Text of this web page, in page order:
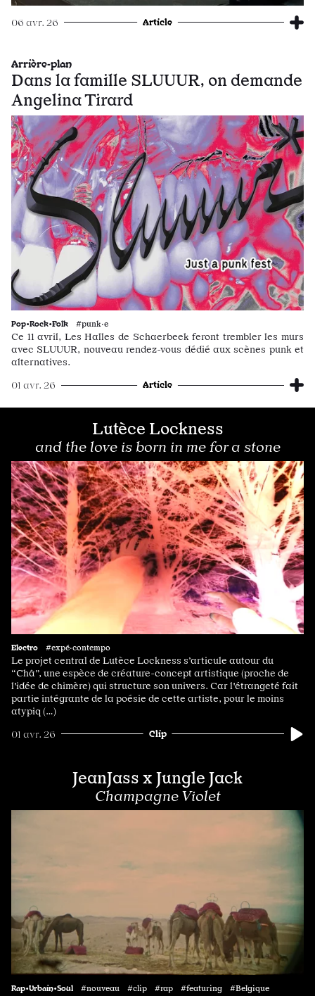
06 avr. 26 Article
Arrière-plan
Dans la famille SLUUUR, on demande
Angelina Tirard
Pop•Rock•Folk #punk·e
Ce 11 avril, Les Halles de Schaerbeek feront trembler les murs
avec SLUUUR, nouveau rendez-vous dédié aux scènes punk et
alternatives.
01 avr. 26 Article
Lutèce Lockness
and the love is born in me for a stone
Electro #expé·contempo
Le projet central de Lutèce Lockness s’articule autour du
“Châ”, une espèce de créature-concept artistique (proche de
l'idée de chimère) qui structure son univers. Car l'étrangeté fait
partie intégrante de la poésie de cette artiste, pour le moins
atypiq (…)
01 avr. 26 Clip
JeanJass x Jungle Jack
Champagne Violet
Rap•Urbain•Soul
#nouveau #clip #rap #featuring #Belgique